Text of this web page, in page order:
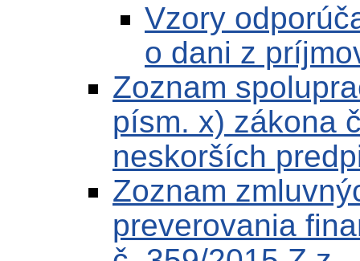
Vzory
o dani z
Zoznam
písm. x) zákona
neskorších
Zoznam
preverovania